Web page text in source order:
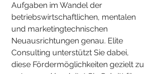
Aufgaben im Wandel der
betriebswirtschaftlichen, mentalen
und marketingtechnischen
Neuausrichtungen genau. Elite
Consulting unterstützt Sie dabei,
diese Fördermöglichkeiten gezielt zu